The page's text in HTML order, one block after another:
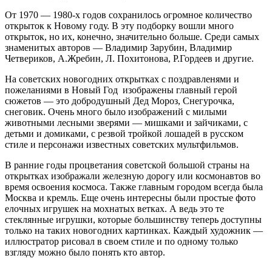
От 1970 — 1980-х годов сохранилось огромное количество
открыток к Новому году. В эту подборку вошли много
открыток, но их, конечно, значительно больше. Среди самых
знаменитых авторов — Владимир Зарубин, Владимир
Четвериков, А.Жребин, Л. Похитонова, Р.Гордеев и другие.
На советских новогодних открытках с поздравленями и
пожеланиями в Новый Год изображены главный герой
сюжетов — это добродушный Дед Мороз, Снегурочка,
снеговик. Очень много было изображений с милыми
животными лесными зверями — мишками и зайчиками, с
детьми и домиками, с резвой тройкой лошадей в русском
стиле и персонажи известных советских мультфильмов.
В ранние годы процветания советской большой страны на
открытках изображали железную дорогу или космонавтов во
время освоения космоса. Также главным городом всегда была
Москва и кремль. Еще очень интересны были простые фото
елочных игрушек на мохнатых ветках. А ведь это те
стеклянные игрушки, которые большинству теперь доступны
только на таких новогодних картинках. Каждый художник —
иллюстратор рисовал в своем стиле и по одному только
взгляду можно было понять кто автор.